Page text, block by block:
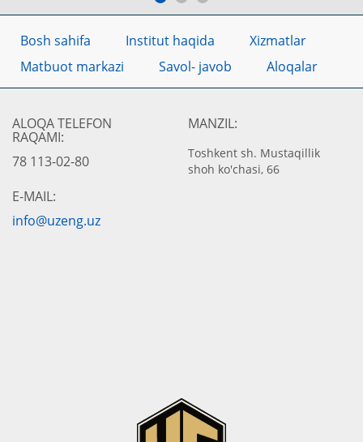
Bosh sahifa Institut haqida
Xizmatlar
Matbuot markazi
Savol- javob Aloqalar
ALOQA TELEFON
RAQAMI:
78 113-02-80
MANZIL:
Toshkent sh. Mustaqillik
shoh ko'chasi, 66
E-MAIL:
info@uzeng.uz